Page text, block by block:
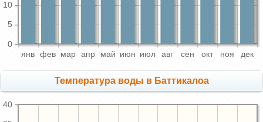
янв фев мар апр май июн июл авг сен окт ноя дек
0
5
10
Температура воды в Баттикалоа
40